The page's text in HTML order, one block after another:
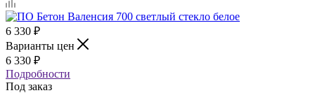
6 330 ₽
Варианты цен
6 330 ₽
Подробности
Под заказ